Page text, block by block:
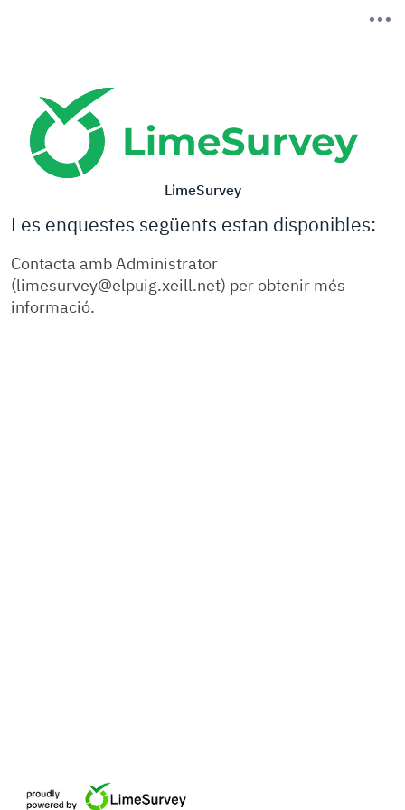
LimeSurvey
Les enquestes següents estan disponibles:
Contacta amb Administrator
(limesurvey@elpuig.xeill.net) per obtenir més
informació.